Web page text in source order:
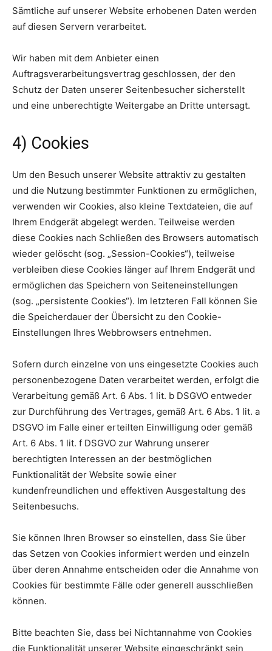
Sämtliche auf unserer Website erhobenen Daten werden
auf diesen Servern verarbeitet.
Wir haben mit dem Anbieter einen
Auftragsverarbeitungsvertrag geschlossen, der den
Schutz der Daten unserer Seitenbesucher sicherstellt
und eine unberechtigte Weitergabe an Dritte untersagt.
4) Cookies
Um den Besuch unserer Website attraktiv zu gestalten
und die Nutzung bestimmter Funktionen zu ermöglichen,
verwenden wir Cookies, also kleine Textdateien, die auf
Ihrem Endgerät abgelegt werden. Teilweise werden
diese Cookies nach Schließen des Browsers automatisch
wieder gelöscht (sog. „Session-Cookies“), teilweise
verbleiben diese Cookies länger auf Ihrem Endgerät und
ermöglichen das Speichern von Seiteneinstellungen
(sog. „persistente Cookies“). Im letzteren Fall können Sie
die Speicherdauer der Übersicht zu den Cookie-
Einstellungen Ihres Webbrowsers entnehmen.
Sofern durch einzelne von uns eingesetzte Cookies auch
personenbezogene Daten verarbeitet werden, erfolgt die
Verarbeitung gemäß Art. 6 Abs. 1 lit. b DSGVO entweder
zur Durchführung des Vertrages, gemäß Art. 6 Abs. 1 lit. a
DSGVO im Falle einer erteilten Einwilligung oder gemäß
Art. 6 Abs. 1 lit. f DSGVO zur Wahrung unserer
berechtigten Interessen an der bestmöglichen
Funktionalität der Website sowie einer
kundenfreundlichen und effektiven Ausgestaltung des
Seitenbesuchs.
Sie können Ihren Browser so einstellen, dass Sie über
das Setzen von Cookies informiert werden und einzeln
über deren Annahme entscheiden oder die Annahme von
Cookies für bestimmte Fälle oder generell ausschließen
können.
Bitte beachten Sie, dass bei Nichtannahme von Cookies
die Funktionalität unserer Website eingeschränkt sein